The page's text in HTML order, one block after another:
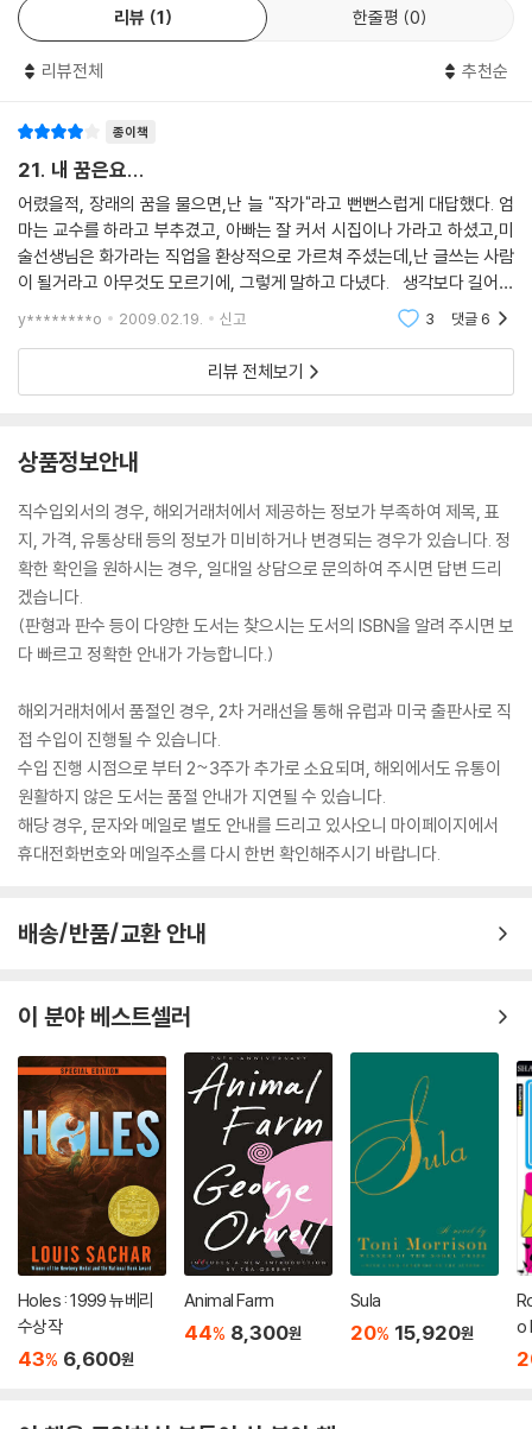
리뷰 1 한줄평 0
리뷰전체 추천순
종이책
21. 내 꿈은요...
어렸을적, 장래의 꿈을 물으면,난 늘 "작가"라고 뻔뻔스럽게 대답했다. 엄
마는 교수를 하라고 부추겼고, 아빠는 잘 커서 시집이나 가라고 하셨고,미
술선생님은 화가라는 직업을 환상적으로 가르쳐 주셨는데,난 글쓰는 사람
이 될거라고 아무것도 모르기에, 그렇게 말하고 다녔다. 생각보다 길어진
가방끈에 그리고 사랑해 마지 않는 세 남자 덕에, 이젠 매일 걷다가 넘어지
게 생겼는데
y********o 2009.02.19. 신고 3 댓글6
리뷰 전체보기
상품정보안내
직수입외서의 경우, 해외거래처에서 제공하는 정보가 부족하여 제목, 표
지, 가격, 유통상태 등의 정보가 미비하거나 변경되는 경우가 있습니다. 정
확한 확인을 원하시는 경우, 일대일 상담으로 문의하여 주시면 답변 드리
겠습니다.
(판형과 판수 등이 다양한 도서는 찾으시는 도서의 ISBN을 알려 주시면 보
다 빠르고 정확한 안내가 가능합니다.)
해외거래처에서 품절인 경우, 2차 거래선을 통해 유럽과 미국 출판사로 직
접 수입이 진행될 수 있습니다.
수입 진행 시점으로 부터 2~3주가 추가로 소요되며, 해외에서도 유통이
원활하지 않은 도서는 품절 안내가 지연될 수 있습니다.
해당 경우, 문자와 메일로 별도 안내를 드리고 있사오니 마이페이지에서
휴대전화번호와 메일주소를 다시 한번 확인해주시기 바랍니다.
배송/반품/교환 안내
이 분야 베스트셀러
Holes : 1999 뉴베리
수상작
43% 6,600원
Animal Farm
44% 8,300원
Sula
20% 15,920원
o